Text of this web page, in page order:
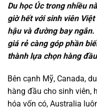
Du học Úc trong nhiều
giờ hết với sinh viên
hậu và đường bay
giá rẻ càng góp phần
thành lựa chọn hàng
Bên cạnh Mỹ, Canada,
hàng đầu cho sinh viên,
hóa vốn có, Australia